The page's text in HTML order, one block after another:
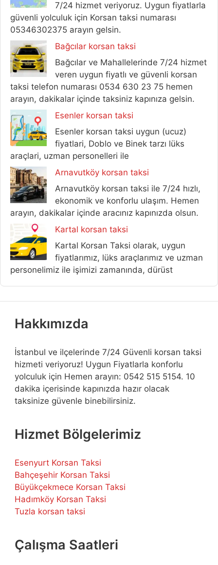
7/24 hizmet veriyoruz. Uygun fiyatlarla
güvenli yolculuk için Korsan taksi numarası
05346302375 arayın gelsin.
Bağcılar korsan taksi
Bağcılar ve Mahallelerinde 7/24 hizmet
veren uygun fiyatlı ve güvenli korsan
taksi telefon numarası 0534 630 23 75 hemen
arayın, dakikalar içinde taksiniz kapınıza gelsin.
Esenler korsan taksi
Esenler korsan taksi uygun (ucuz)
fiyatlari, Doblo ve Binek tarzı lüks
araçlari, uzman personelleri ile
Arnavutköy korsan taksi
Arnavutköy korsan taksi ile 7/24 hızlı,
ekonomik ve konforlu ulaşım. Hemen
arayın, dakikalar içinde aracınız kapınızda olsun.
Kartal korsan taksi
Kartal Korsan Taksi olarak, uygun
fiyatlarımız, lüks araçlarımız ve uzman
personelimiz ile işimizi zamanında, dürüst
Hakkımızda
İstanbul ve ilçelerinde 7/24 Güvenli korsan taksi
hizmeti veriyoruz! Uygun Fiyatlarla konforlu
yolculuk için Hemen arayın: 0542 515 5154. 10
dakika içerisinde kapınızda hazır olacak
taksinize güvenle binebilirsiniz.
Hizmet Bölgelerimiz
Esenyurt Korsan Taksi
Bahçeşehir Korsan Taksi
Büyükçekmece Korsan Taksi
Hadımköy Korsan Taksi
Tuzla korsan taksi
Çalışma Saatleri